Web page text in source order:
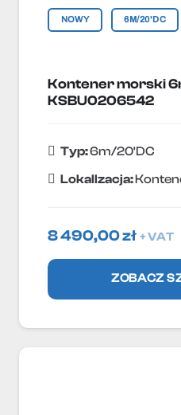
NOWY 6M/20'DC
Kontener morski
KSBU0206542
Typ:6m/20'DC
Lokallzacja:
8 490,00zł + VAT
ZOBACZ